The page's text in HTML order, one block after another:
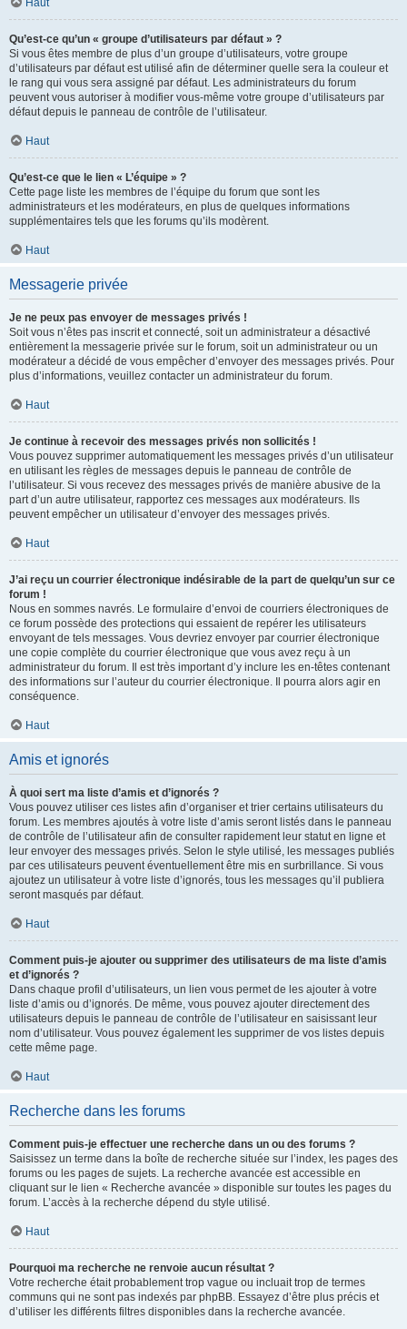
Haut
Qu’est-ce qu’un « groupe d’utilisateurs par défaut » ?
Si vous êtes membre de plus d’un groupe d’utilisateurs, votre groupe
d’utilisateurs par défaut est utilisé afin de déterminer quelle sera la couleur et
le rang qui vous sera assigné par défaut. Les administrateurs du forum
peuvent vous autoriser à modifier vous-même votre groupe d’utilisateurs par
défaut depuis le panneau de contrôle de l’utilisateur.
Haut
Qu’est-ce que le lien « L’équipe » ?
Cette page liste les membres de l’équipe du forum que sont les
administrateurs et les modérateurs, en plus de quelques informations
supplémentaires tels que les forums qu’ils modèrent.
Haut
Messagerie privée
Je ne peux pas envoyer de messages privés !
Soit vous n’êtes pas inscrit et connecté, soit un administrateur a désactivé
entièrement la messagerie privée sur le forum, soit un administrateur ou un
modérateur a décidé de vous empêcher d’envoyer des messages privés. Pour
plus d’informations, veuillez contacter un administrateur du forum.
Haut
Je continue à recevoir des messages privés non sollicités !
Vous pouvez supprimer automatiquement les messages privés d’un utilisateur
en utilisant les règles de messages depuis le panneau de contrôle de
l’utilisateur. Si vous recevez des messages privés de manière abusive de la
part d’un autre utilisateur, rapportez ces messages aux modérateurs. Ils
peuvent empêcher un utilisateur d’envoyer des messages privés.
Haut
J’ai reçu un courrier électronique indésirable de la part de quelqu’un sur ce
forum !
Nous en sommes navrés. Le formulaire d’envoi de courriers électroniques de
ce forum possède des protections qui essaient de repérer les utilisateurs
envoyant de tels messages. Vous devriez envoyer par courrier électronique
une copie complète du courrier électronique que vous avez reçu à un
administrateur du forum. Il est très important d’y inclure les en-têtes contenant
des informations sur l’auteur du courrier électronique. Il pourra alors agir en
conséquence.
Haut
Amis et ignorés
À quoi sert ma liste d’amis et d’ignorés ?
Vous pouvez utiliser ces listes afin d’organiser et trier certains utilisateurs du
forum. Les membres ajoutés à votre liste d’amis seront listés dans le panneau
de contrôle de l’utilisateur afin de consulter rapidement leur statut en ligne et
leur envoyer des messages privés. Selon le style utilisé, les messages publiés
par ces utilisateurs peuvent éventuellement être mis en surbrillance. Si vous
ajoutez un utilisateur à votre liste d’ignorés, tous les messages qu’il publiera
seront masqués par défaut.
Haut
Comment puis-je ajouter ou supprimer des utilisateurs de ma liste d’amis
et d’ignorés ?
Dans chaque profil d’utilisateurs, un lien vous permet de les ajouter à votre
liste d’amis ou d’ignorés. De même, vous pouvez ajouter directement des
utilisateurs depuis le panneau de contrôle de l’utilisateur en saisissant leur
nom d’utilisateur. Vous pouvez également les supprimer de vos listes depuis
cette même page.
Haut
Recherche dans les forums
Comment puis-je effectuer une recherche dans un ou des forums ?
Saisissez un terme dans la boîte de recherche située sur l’index, les pages des
forums ou les pages de sujets. La recherche avancée est accessible en
cliquant sur le lien « Recherche avancée » disponible sur toutes les pages du
forum. L’accès à la recherche dépend du style utilisé.
Haut
Pourquoi ma recherche ne renvoie aucun résultat ?
Votre recherche était probablement trop vague ou incluait trop de termes
communs qui ne sont pas indexés par phpBB. Essayez d’être plus précis et
d’utiliser les différents filtres disponibles dans la recherche avancée.